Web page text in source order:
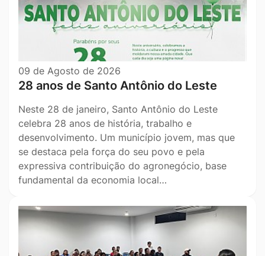
09 de Agosto de 2026
28 anos de Santo Antônio do Leste
Neste 28 de janeiro, Santo Antônio do Leste
celebra 28 anos de história, trabalho e
desenvolvimento. Um município jovem, mas que
se destaca pela força do seu povo e pela
expressiva contribuição do agronegócio, base
fundamental da economia local…